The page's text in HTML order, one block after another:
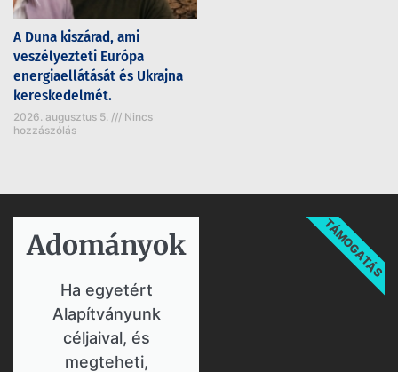
A Duna kiszárad, ami
veszélyezteti Európa
energiaellátását és Ukrajna
kereskedelmét.
2026. augusztus 5.
Nincs
hozzászólás
Adományok​
Ha egyetért
Alapítványunk
céljaival, és
megteheti,
TÁMOGATÁS